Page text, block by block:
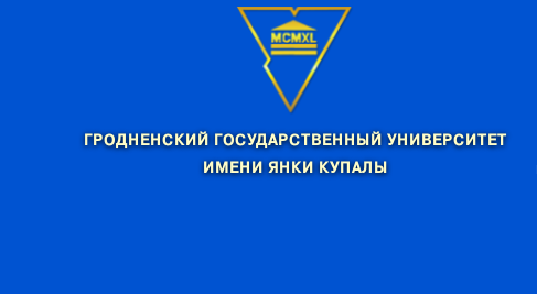
ГРОДНЕНСКИЙ ГОСУДАРСТВЕННЫЙ УНИВЕРСИТЕТ
ИМЕНИ ЯНКИ КУПАЛЫ